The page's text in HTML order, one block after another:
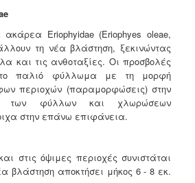
Eriophyidae (Eriophyes oleae,
τη νέα βλάστηση, ξεκινώντας
και τις ανθοταξίες. Οι προσβολές
παλιό φύλλωμα με τη μορφή
περιοχών (παραμορφώσεις) στην
των φύλλων και χλωρώσεων
στην επάνω επιφάνεια.
στις όψιμες περιοχές συνιστάται
βλάστηση αποκτήσει μήκος 6 - 8 εκ.